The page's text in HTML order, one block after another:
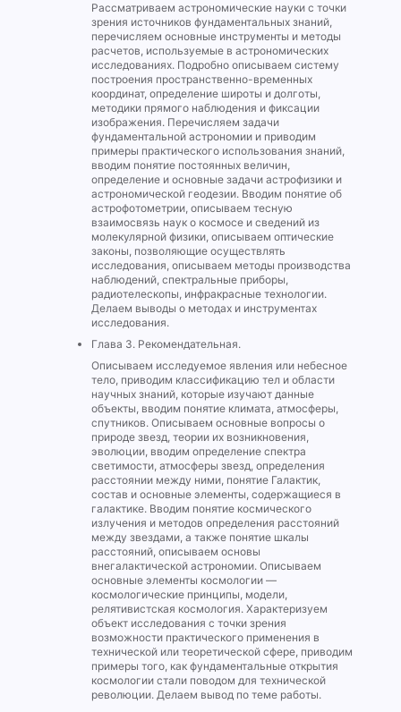
Рассматриваем астрономические науки с точки
зрения источников фундаментальных знаний,
перечисляем основные инструменты и методы
расчетов, используемые в астрономических
исследованиях. Подробно описываем систему
построения пространственно-временных
координат, определение широты и долготы,
методики прямого наблюдения и фиксации
изображения. Перечисляем задачи
фундаментальной астрономии и приводим
примеры практического использования знаний,
вводим понятие постоянных величин,
определение и основные задачи астрофизики и
астрономической геодезии. Вводим понятие об
астрофотометрии, описываем тесную
взаимосвязь наук о космосе и сведений из
молекулярной физики, описываем оптические
законы, позволяющие осуществлять
исследования, описываем методы производства
наблюдений, спектральные приборы,
радиотелескопы, инфракрасные технологии.
Делаем выводы о методах и инструментах
исследования.
Глава 3. Рекомендательная.
Описываем исследуемое явления или небесное
тело, приводим классификацию тел и области
научных знаний, которые изучают данные
объекты, вводим понятие климата, атмосферы,
спутников. Описываем основные вопросы о
природе звезд, теории их возникновения,
эволюции, вводим определение спектра
светимости, атмосферы звезд, определения
расстоянии между ними, понятие Галактик,
состав и основные элементы, содержащиеся в
галактике. Вводим понятие космического
излучения и методов определения расстояний
между звездами, а также понятие шкалы
расстояний, описываем основы
внегалактической астрономии. Описываем
основные элементы космологии —
космологические принципы, модели,
релятивистская космология. Характеризуем
объект исследования с точки зрения
возможности практического применения в
технической или теоретической сфере, приводим
примеры того, как фундаментальные открытия
космологии стали поводом для технической
революции. Делаем вывод по теме работы.